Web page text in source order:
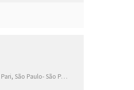
Pari, São Paulo-São Paulo(SP)